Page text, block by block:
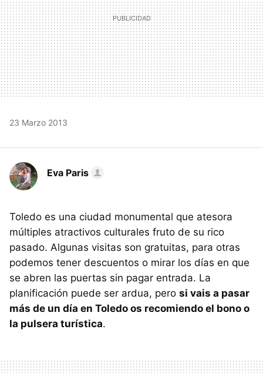
23 Marzo 2013
Eva Paris
Toledo es una ciudad monumental que atesora
múltiples atractivos culturales fruto de su rico
pasado. Algunas visitas son gratuitas, para otras
podemos tener descuentos o mirar los días en que
se abren las puertas sin pagar entrada. La
planificación puede ser ardua, pero si vais a pasar
más de un día en Toledo os recomiendo el bono o
la pulsera turística.